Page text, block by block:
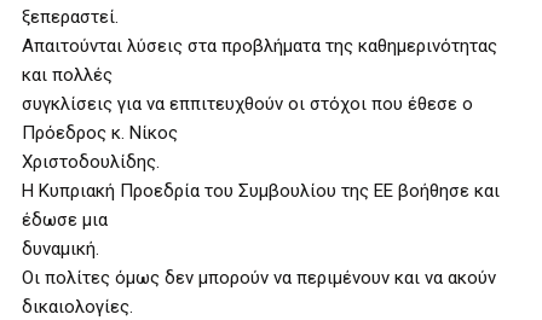
ξεπεραστεί.
Απαιτούνται λύσεις στα προβλήματα της καθημερινότητας
και πολλές
συγκλίσεις για να εππιτευχθούν οι στόχοι που έθεσε ο
Πρόεδρος κ. Νίκος
Χριστοδουλίδης.
Η Κυπριακή Προεδρία του Συμβουλίου της ΕΕ βοήθησε και
έδωσε μια
δυναμική.
Οι πολίτες όμως δεν μπορούν να περιμένουν και να ακούν
δικαιολογίες.